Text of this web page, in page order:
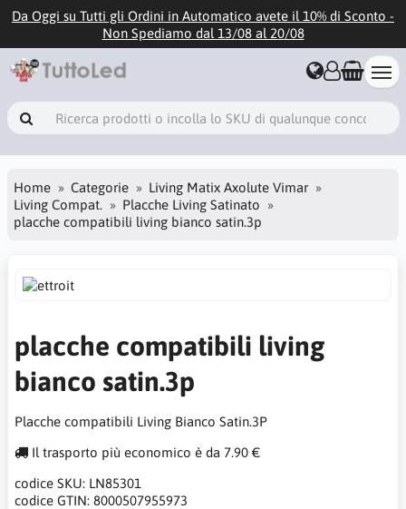
Da Oggi su Tutti gli Ordini in Automatico avete il 10% di Sconto -
Non Spediamo dal 13/08 al 20/08
Home Categorie
Living Matix Axolute Vimar
Living Compat.
Placche Living Satinato
placche compatibili living bianco satin.3p
placche compatibili living
bianco satin.3p
Placche compatibili Living Bianco Satin.3P
Il trasporto più economico è da 7.90 €
codice SKU: LN85301
codice GTIN: 8000507955973